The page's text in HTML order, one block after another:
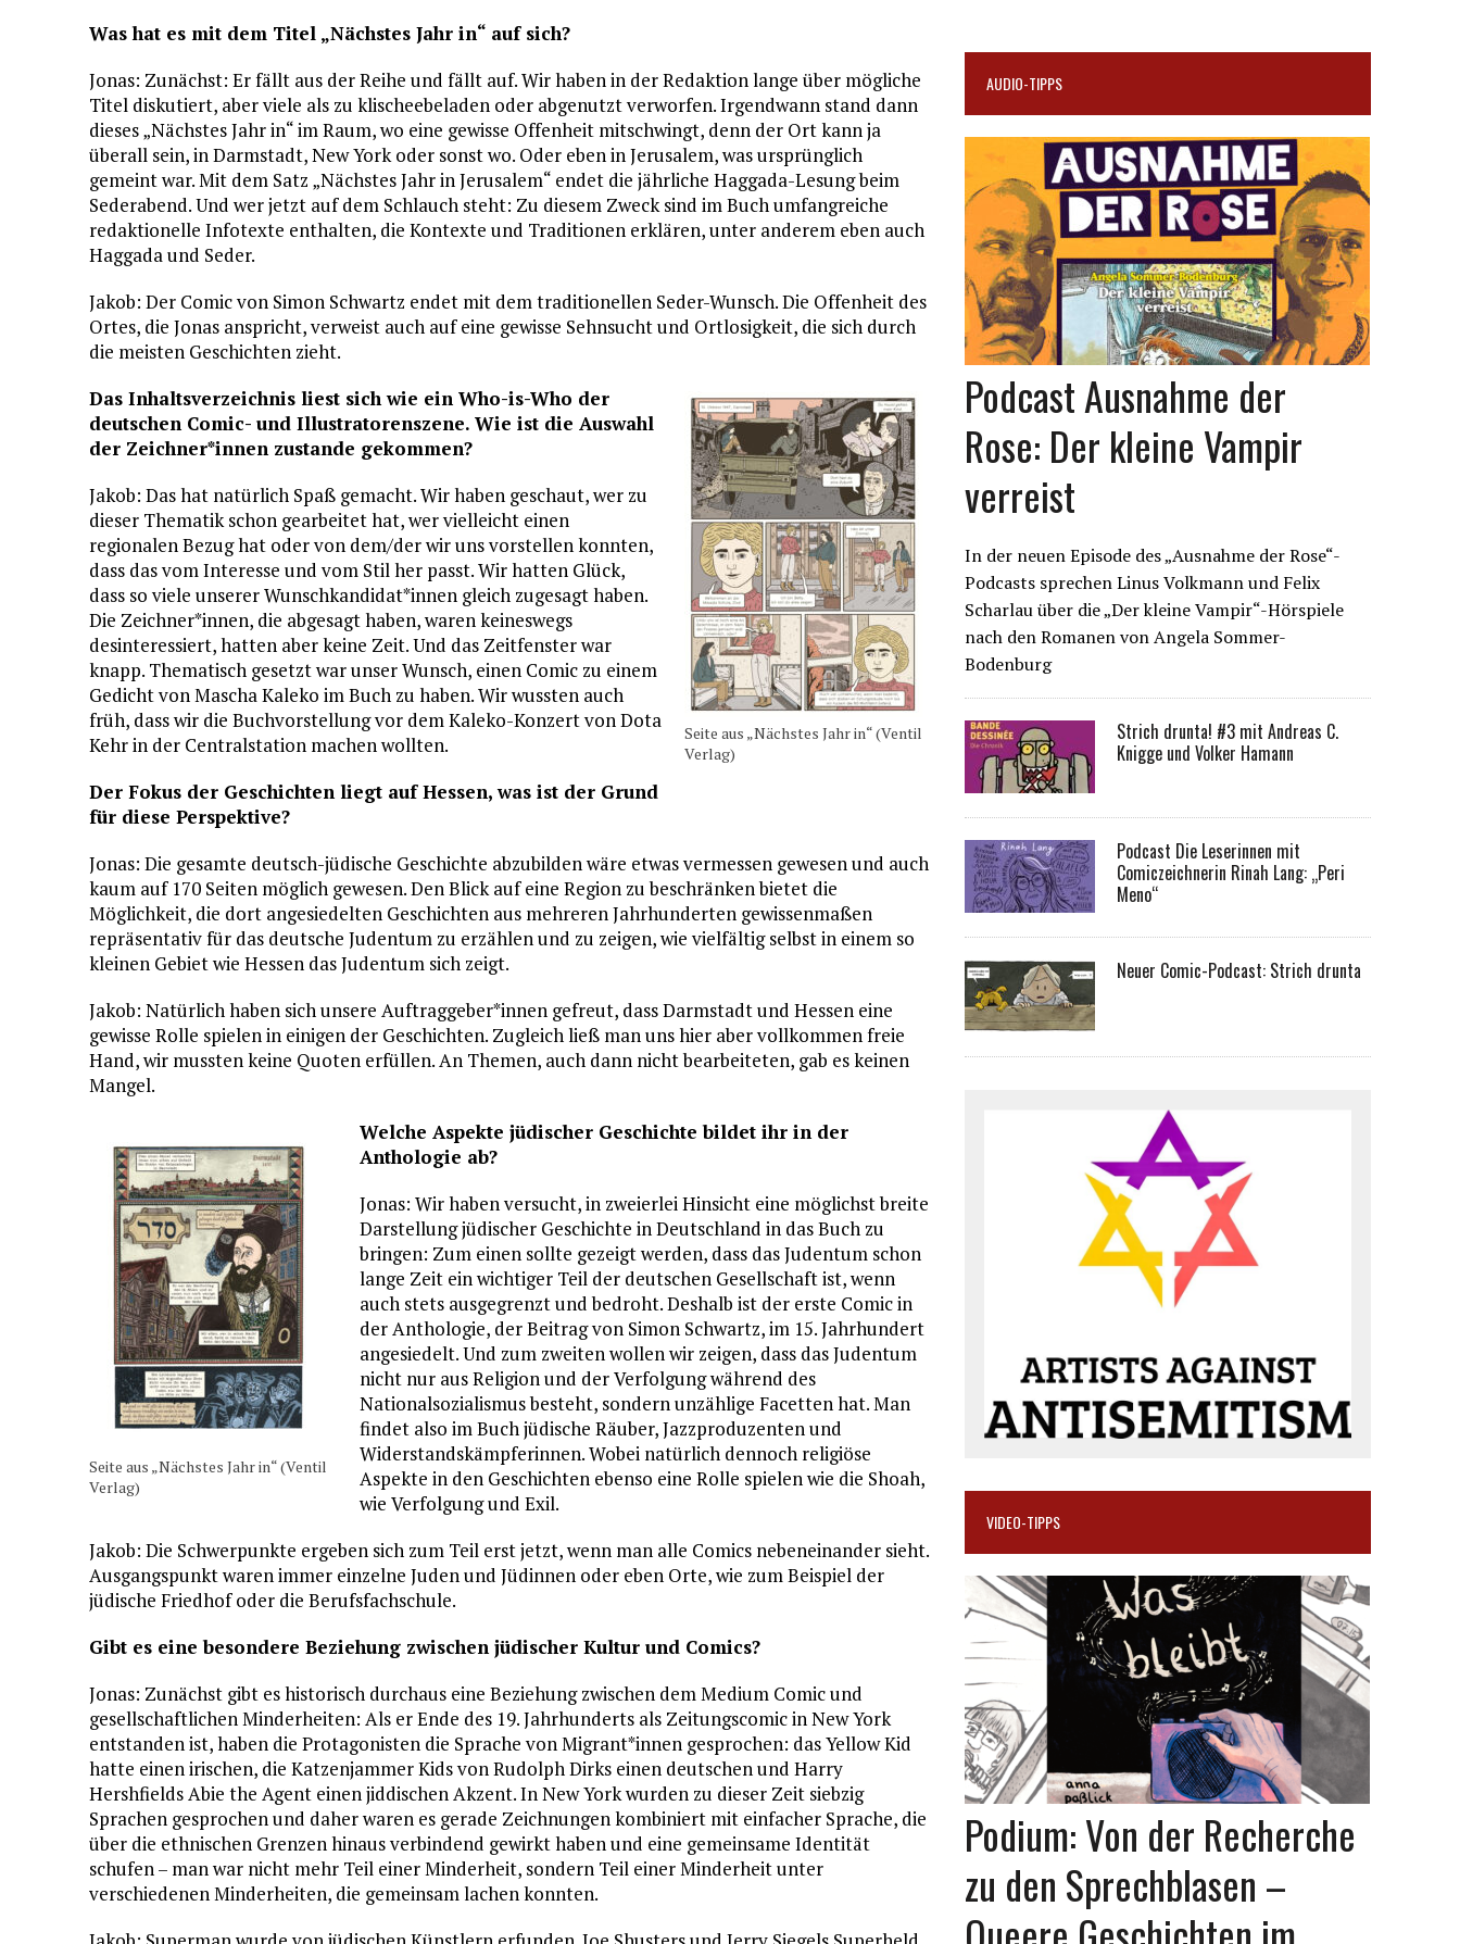
Was hat es mit dem Titel „Nächstes Jahr in“ auf sich?
Jonas: Zunächst: Er fällt aus der Reihe und fällt auf. Wir haben in der Redaktion lange über mögliche
Titel diskutiert, aber viele als zu klischeebeladen oder abgenutzt verworfen. Irgendwann stand dann
dieses „Nächstes Jahr in“ im Raum, wo eine gewisse Offenheit mitschwingt, denn der Ort kann ja
überall sein, in Darmstadt, New York oder sonst wo. Oder eben in Jerusalem, was ursprünglich
gemeint war. Mit dem Satz „Nächstes Jahr in Jerusalem“ endet die jährliche Haggada-Lesung beim
Sederabend. Und wer jetzt auf dem Schlauch steht: Zu diesem Zweck sind im Buch umfangreiche
redaktionelle Infotexte enthalten, die Kontexte und Traditionen erklären, unter anderem eben auch
Haggada und Seder.
Jakob: Der Comic von Simon Schwartz endet mit dem traditionellen Seder-Wunsch. Die Offenheit des
Ortes, die Jonas anspricht, verweist auch auf eine gewisse Sehnsucht und Ortlosigkeit, die sich durch
die meisten Geschichten zieht.
Seite aus „Nächstes Jahr in“ (Ventil
Verlag)
Das Inhaltsverzeichnis liest sich wie ein Who-is-Who der
deutschen Comic- und Illustratorenszene. Wie ist die Auswahl
der Zeichner*innen zustande gekommen?
Jakob: Das hat natürlich Spaß gemacht. Wir haben geschaut, wer zu
dieser Thematik schon gearbeitet hat, wer vielleicht einen
regionalen Bezug hat oder von dem/der wir uns vorstellen konnten,
dass das vom Interesse und vom Stil her passt. Wir hatten Glück,
dass so viele unserer Wunschkandidat*innen gleich zugesagt haben.
Die Zeichner*innen, die abgesagt haben, waren keineswegs
desinteressiert, hatten aber keine Zeit. Und das Zeitfenster war
knapp. Thematisch gesetzt war unser Wunsch, einen Comic zu einem
Gedicht von Mascha Kaleko im Buch zu haben. Wir wussten auch
früh, dass wir die Buchvorstellung vor dem Kaleko-Konzert von Dota
Kehr in der Centralstation machen wollten.
Der Fokus der Geschichten liegt auf Hessen, was ist der Grund
für diese Perspektive?
Jonas: Die gesamte deutsch-jüdische Geschichte abzubilden wäre etwas vermessen gewesen und auch
kaum auf 170 Seiten möglich gewesen. Den Blick auf eine Region zu beschränken bietet die
Möglichkeit, die dort angesiedelten Geschichten aus mehreren Jahrhunderten gewissenmaßen
repräsentativ für das deutsche Judentum zu erzählen und zu zeigen, wie vielfältig selbst in einem so
kleinen Gebiet wie Hessen das Judentum sich zeigt.
Jakob: Natürlich haben sich unsere Auftraggeber*innen gefreut, dass Darmstadt und Hessen eine
gewisse Rolle spielen in einigen der Geschichten. Zugleich ließ man uns hier aber vollkommen freie
Hand, wir mussten keine Quoten erfüllen. An Themen, auch dann nicht bearbeiteten, gab es keinen
Mangel.
Seite aus „Nächstes Jahr in“ (Ventil
Verlag)
Welche Aspekte jüdischer Geschichte bildet ihr in der
Anthologie ab?
Jonas: Wir haben versucht, in zweierlei Hinsicht eine möglichst breite
Darstellung jüdischer Geschichte in Deutschland in das Buch zu
bringen: Zum einen sollte gezeigt werden, dass das Judentum schon
lange Zeit ein wichtiger Teil der deutschen Gesellschaft ist, wenn
auch stets ausgegrenzt und bedroht. Deshalb ist der erste Comic in
der Anthologie, der Beitrag von Simon Schwartz, im 15. Jahrhundert
angesiedelt. Und zum zweiten wollen wir zeigen, dass das Judentum
nicht nur aus Religion und der Verfolgung während des
Nationalsozialismus besteht, sondern unzählige Facetten hat. Man
findet also im Buch jüdische Räuber, Jazzproduzenten und
Widerstandskämpferinnen. Wobei natürlich dennoch religiöse
Aspekte in den Geschichten ebenso eine Rolle spielen wie die Shoah,
wie Verfolgung und Exil.
Jakob: Die Schwerpunkte ergeben sich zum Teil erst jetzt, wenn man alle Comics nebeneinander sieht.
Ausgangspunkt waren immer einzelne Juden und Jüdinnen oder eben Orte, wie zum Beispiel der
jüdische Friedhof oder die Berufsfachschule.
Gibt es eine besondere Beziehung zwischen jüdischer Kultur und Comics?
Jonas: Zunächst gibt es historisch durchaus eine Beziehung zwischen dem Medium Comic und
gesellschaftlichen Minderheiten: Als er Ende des 19. Jahrhunderts als Zeitungscomic in New York
entstanden ist, haben die Protagonisten die Sprache von Migrant*innen gesprochen: das Yellow Kid
hatte einen irischen, die Katzenjammer Kids von Rudolph Dirks einen deutschen und Harry
Hershfields Abie the Agent einen jiddischen Akzent. In New York wurden zu dieser Zeit siebzig
Sprachen gesprochen und daher waren es gerade Zeichnungen kombiniert mit einfacher Sprache, die
über die ethnischen Grenzen hinaus verbindend gewirkt haben und eine gemeinsame Identität
schufen – man war nicht mehr Teil einer Minderheit, sondern Teil einer Minderheit unter
verschiedenen Minderheiten, die gemeinsam lachen konnten.
AUDIO-TIPPS
Podcast Ausnahme der
Rose: Der kleine Vampir
verreist
In der neuen Episode des „Ausnahme der Rose“-
Podcasts sprechen Linus Volkmann und Felix
Scharlau über die „Der kleine Vampir“-Hörspiele
nach den Romanen von Angela Sommer-
Bodenburg
Strich drunta! #3 mit Andreas C.
Knigge und Volker Hamann
Podcast Die Leserinnen mit
Comiczeichnerin Rinah Lang: „Peri
Meno“
Neuer Comic-Podcast: Strich drunta
VIDEO-TIPPS
Podium: Von der Recherche
zu den Sprechblasen –